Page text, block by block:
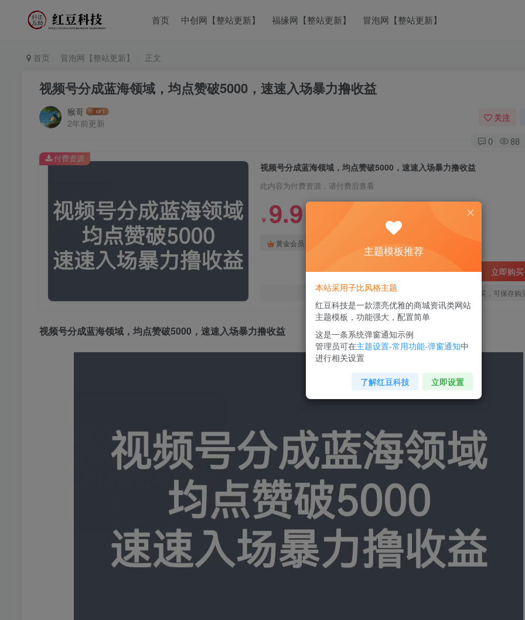
首页 中创网【整站更新】 福缘网【整站更新】 冒泡网【整站更新】
首页 冒泡网【整站更新】 正文
视频号分成蓝海领域，均点赞破5000，速速入场暴力撸收益
猴哥
2年前更新
关注
0 88
视频号分成蓝海领域，均点赞破5000，速速入场暴力撸收益
此内容为付费资源，请付费后查看
￥ 9.9
黄金会员
立即购买
您当前未登录！建议登陆后购买，可保存购
付费资源
视频号分成蓝海领域 ，均点赞破5000，速速入场暴力撸收益
主题模板推荐
本站采用子比风格主题
红豆科技是一款漂亮优雅的商城资讯类网站
主题模板，功能强大，配置简单
这是一条系统弹窗通知示例
管理员可在主题设置-常用功能-弹窗通知中
进行相关设置
了解红豆科技 立即设置